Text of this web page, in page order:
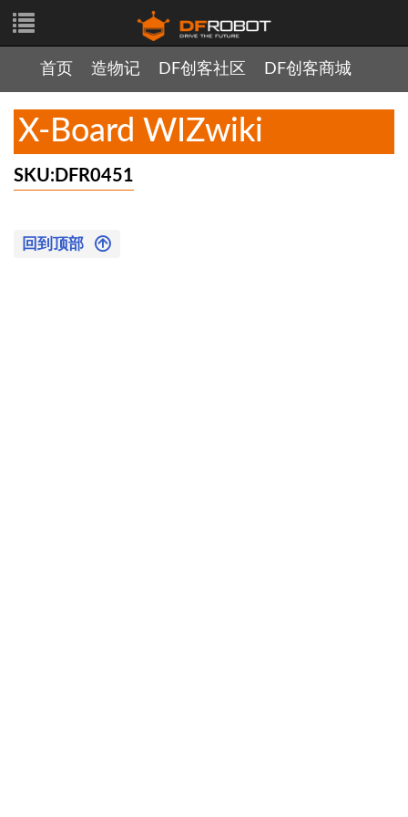
首页 造物记 DF创客社区 DF创客商城
X-Board WIZwiki
SKU:DFR0451
回到顶部